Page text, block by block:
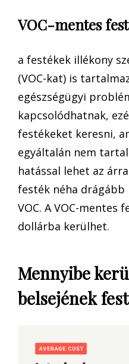
VOC-mentes
a festékek illékony
(VOC-kat) is
egészségügyi
kapcsolódhatnak,
festékeket keresni,
egyáltalán nem
hatással lehet az
festék néha drágább
VOC. A VOC-mentes
dollárba kerülhet.
Mennyibe
belsejének